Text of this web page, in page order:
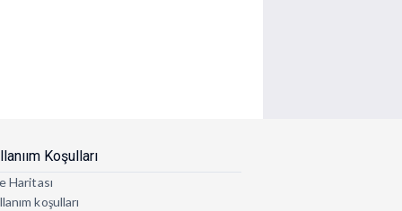
Koşulları
Haritası
koşulları